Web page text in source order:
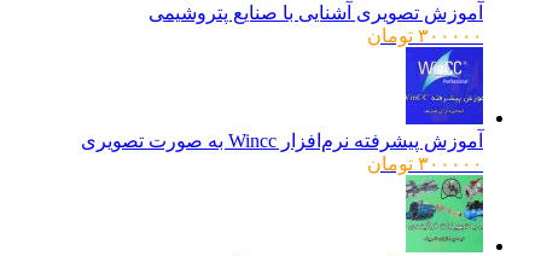
آموزش تصویری آشنایی با صنایع پتروشیمی
۳۰۰۰۰۰ تومان
آموزش پیشرفته نرم‌افزار Wincc به صورت تصویری
۳۰۰۰۰۰ تومان